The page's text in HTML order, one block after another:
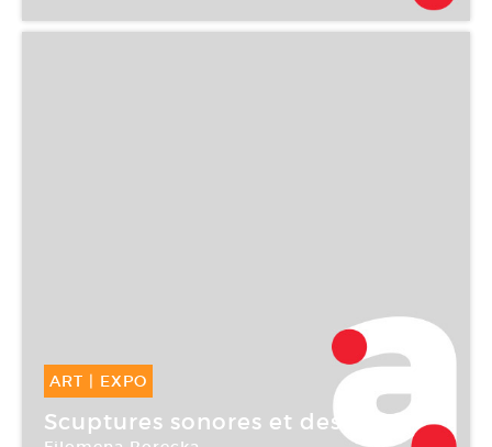
ART | EXPO
13 Mai -20 Mai 2004
Scuptures sonores et dessins